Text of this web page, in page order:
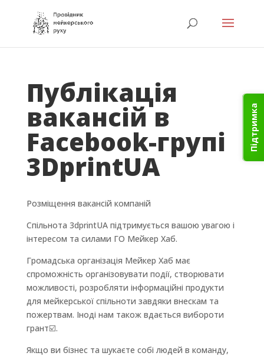
Підтримка
Публікація
вакансій в
Facebook-групі
3DprintUA
Розміщення вакансій компаній
Спільнота 3dprintUA підтримується вашою увагою і
інтересом та силами ГО Мейкер Хаб.
Громадська організація Мейкер Хаб має
спроможність організовувати події, створювати
можливості, розробляти інформаційні продукти
для мейкерської спільноти завдяки внескам та
пожертвам. Іноді нам також вдається вибороти
грант☑️.
Якщо ви бізнес та шукаєте собі людей в команду,